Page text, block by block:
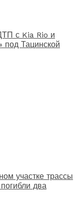
с Kia Rio и
Тацинской
участке трассы
два